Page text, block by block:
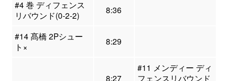
#4 巻 ディフェンス
リバウンド(0-2-2)
8:36
#14 髙橋 2Pシュー
ト×
8:29
8:27
#11 メンディー ディ
フェンスリバウンド